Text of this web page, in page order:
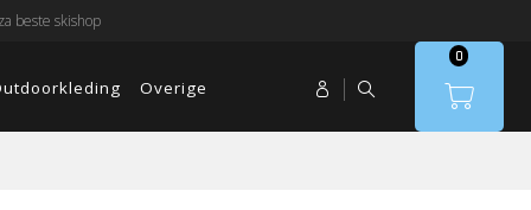
beste skishop
Overige
0